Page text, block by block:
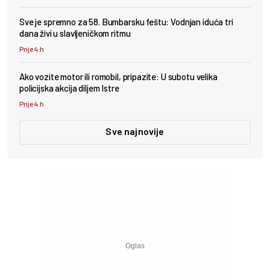
Sve je spremno za 58. Bumbarsku feštu: Vodnjan iduća tri
dana živi u slavljeničkom ritmu
Prije 4 h
Ako vozite motor ili romobil, pripazite: U subotu velika
policijska akcija diljem Istre
Prije 4 h
Sve najnovije